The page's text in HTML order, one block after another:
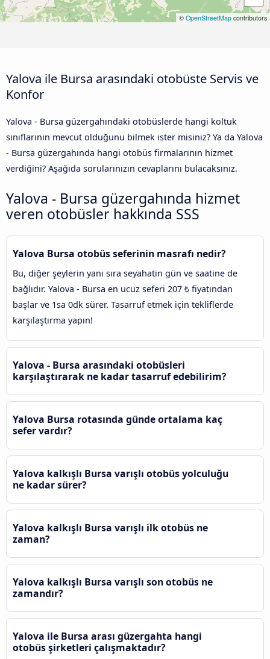
© OpenStreetMap contributors
Yalova ile Bursa arasındaki otobüste Servis ve
Konfor
Yalova - Bursa güzergahındaki otobüslerde hangi koltuk
sınıflarının mevcut olduğunu bilmek ister misiniz? Ya da Yalova
- Bursa güzergahında hangi otobüs firmalarının hizmet
verdiğini? Aşağıda sorularınızın cevaplarını bulacaksınız.
Yalova - Bursa güzergahında hizmet
veren otobüsler hakkında SSS
Yalova Bursa otobüs seferinin masrafı nedir?
Bu, diğer şeylerin yanı sıra seyahatin gün ve saatine de
bağlıdır. Yalova - Bursa en ucuz seferi 207 ₺ fiyatından
başlar ve 1sa 0dk sürer. Tasarruf etmek için tekliflerde
karşılaştırma yapın!
Yalova - Bursa arasındaki otobüsleri
karşılaştırarak ne kadar tasarruf edebilirim?
Yalova Bursa rotasında günde ortalama kaç
sefer vardır?
Yalova kalkışlı Bursa varışlı otobüs yolculuğu
ne kadar sürer?
Yalova kalkışlı Bursa varışlı ilk otobüs ne
zaman?
Yalova kalkışlı Bursa varışlı son otobüs ne
zamandır?
Yalova ile Bursa arası güzergahta hangi
otobüs şirketleri çalışmaktadır?